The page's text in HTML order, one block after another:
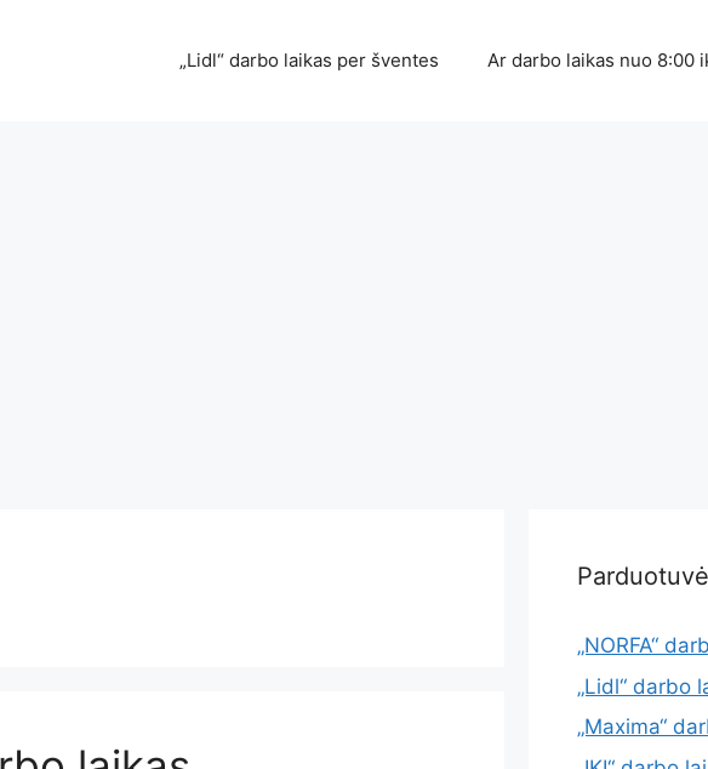
„Lidl“ darbo laikas per šventes Ar darbo laikas nuo 8:00
„NORFA“
„Lidl“ darbo
„Maxima“